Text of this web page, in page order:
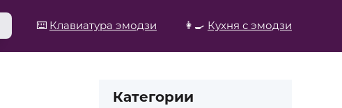
⌨️ Клавиатура эмодзи 👩‍🍳 Кухня с эмодзи
Категории